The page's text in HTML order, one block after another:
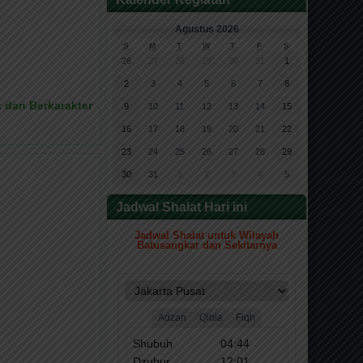
dan Berkarakter
Agustus 2026
S M T W T F S
26 27 28 29 30 31 1
2 3 4 5 6 7 8
9 10 11 12 13 14 15
16 17 18 19 20 21 22
23 24 25 26 27 28 29
30 31 2 3 4 5
Jadwal Shalat Hari ini
Jadwal Shalat untuk Wilayah
Batusangkar dan Sekitarnya